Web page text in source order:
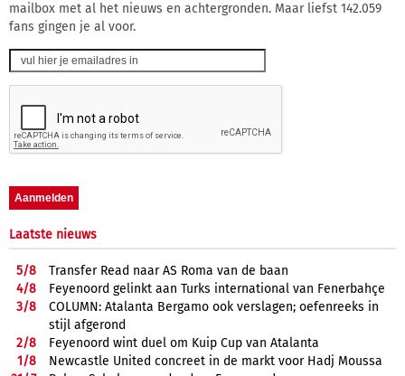
mailbox met al het nieuws en achtergronden. Maar liefst 142.059
fans gingen je al voor.
Laatste nieuws
5/8
Transfer Read naar AS Roma van de baan
4/8
Feyenoord gelinkt aan Turks international van Fenerbahçe
3/8
COLUMN: Atalanta Bergamo ook verslagen; oefenreeks in
stijl afgerond
2/8
Feyenoord wint duel om Kuip Cup van Atalanta
1/8
Newcastle United concreet in de markt voor Hadj Moussa